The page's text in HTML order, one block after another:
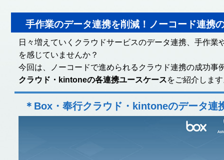
手作業のデータ連携を削減！ノーコード連携
日々増えていくクラウドサービスのデータ連携、手作業
を感じていませんか？
今回は、ノーコードで進められるクラウド連携の成功事
クラウド・kintoneの各連携ユースケースをご紹介しま
＊Box・奉行クラウド・kintoneのデータ連